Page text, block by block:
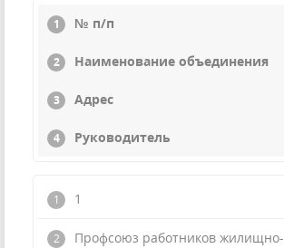
№ п/п
Наименование объединения
Адрес
Руководитель
1
Профсоюз работников жилищно-